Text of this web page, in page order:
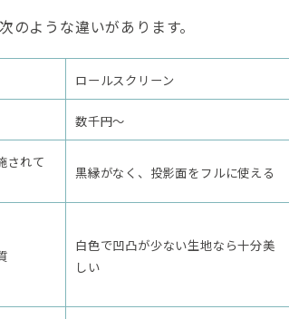
ような違いがあります。
ロールスクリーン
数千円～
されて
黒縁がなく、投影面をフルに使える
白色で凹凸が少ない生地なら十分美
しい